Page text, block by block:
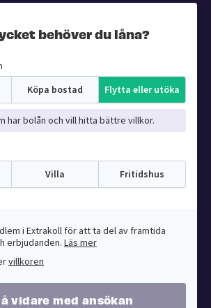
behöver du låna?
Köpa bostad Flytta eller utöka
har bolån och vill hitta bättre villkor.
Villa Fritidshus
i Extrakoll för att ta del av framtida
erbjudanden. Läs mer
villkoren
vidare med ansökan